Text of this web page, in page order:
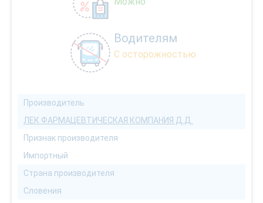
Водителям
С осторожностью
Производитель
ЛЕК ФАРМАЦЕВТИЧЕСКАЯ КОМПАНИЯ Д.Д.
Признак производителя
Импортный
Страна производителя
Словения